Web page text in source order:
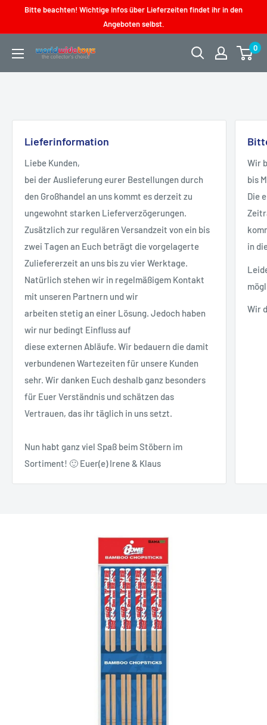
Bitte beachten! Wichtige Infos über Lieferzeiten findet ihr in den
Angeboten selbst.
worldwidetoys
0
Lieferinformation
Liebe Kunden,
bei der Auslieferung eurer Bestellungen durch
den Großhandel an uns kommt es derzeit zu
ungewohnt starken Lieferverzögerungen.
Zusätzlich zur regulären Versandzeit von ein bis
zwei Tagen an Euch beträgt die vorgelagerte
Zuliefererzeit an uns bis zu vier Werktage.
Natürlich stehen wir in regelmäßigem Kontakt
mit unseren Partnern und wir
arbeiten stetig an einer Lösung. Jedoch haben
wir nur bedingt Einfluss auf
diese externen Abläufe. Wir bedauern die damit
verbundenen Wartezeiten für unsere Kunden
sehr. Wir danken Euch deshalb ganz besonders
für Euer Verständnis und schätzen das
Vertrauen, das ihr täglich in uns setzt.
Nun habt ganz viel Spaß beim Stöbern im
Sortiment! 🙂 Euer(e) Irene & Klaus
Wir
bis
Die
in
Wir